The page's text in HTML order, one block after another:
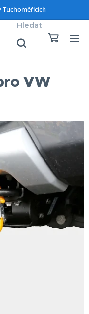
Tuchoměřicích
Hledat
VW